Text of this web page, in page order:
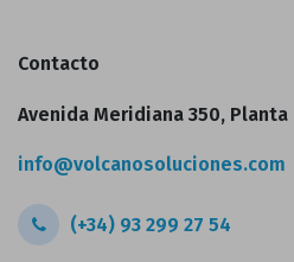
Contacto
Avenida Meridiana 350,
info@volcanosoluciones.com
(+34) 93 299 27 54